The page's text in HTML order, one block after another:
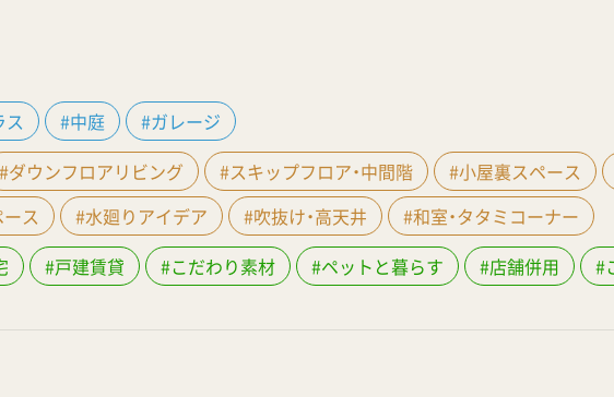
ス #中庭
#ガレージ
#ダウンフロアリビング #スキップフロア・中間階 #小屋裏スペース
ス #水廻りアイデア #吹抜け・高天井
#和室・タタミコーナー
#戸建賃貸 #こだわり素材 #ペットと暮らす #店舗併用 #